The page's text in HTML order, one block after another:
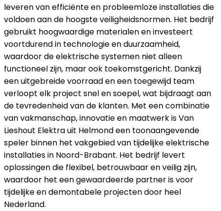
leveren van efficiënte en probleemloze installaties die
voldoen aan de hoogste veiligheidsnormen. Het bedrijf
gebruikt hoogwaardige materialen en investeert
voortdurend in technologie en duurzaamheid,
waardoor de elektrische systemen niet alleen
functioneel zijn, maar ook toekomstgericht. Dankzij
een uitgebreide voorraad en een toegewijd team
verloopt elk project snel en soepel, wat bijdraagt aan
de tevredenheid van de klanten. Met een combinatie
van vakmanschap, innovatie en maatwerk is Van
Lieshout Elektra uit Helmond een toonaangevende
speler binnen het vakgebied van tijdelijke elektrische
installaties in Noord-Brabant. Het bedrijf levert
oplossingen die flexibel, betrouwbaar en veilig zijn,
waardoor het een gewaardeerde partner is voor
tijdelijke en demontabele projecten door heel
Nederland.